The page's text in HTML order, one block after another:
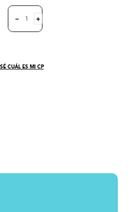
＋
－
CUÁL ES MI CP